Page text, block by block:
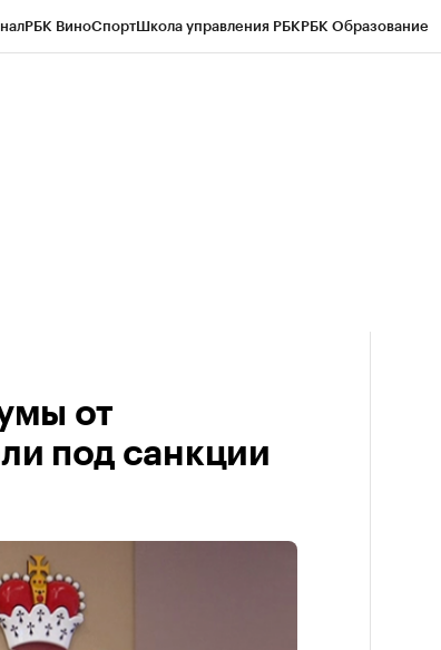
РБК ВиноСпортШкола управления РБКРБК Образование
от
под санкции